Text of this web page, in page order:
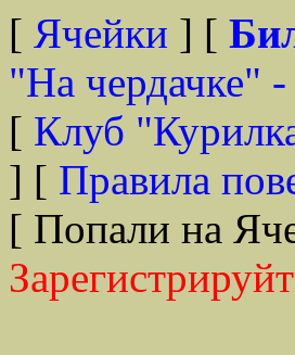
[ Ячейки ] [
"На чердачке" -
[ Клуб
] [ Правила
[ Попали на